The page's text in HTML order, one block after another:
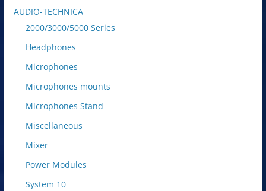
AUDIO-TECHNICA
2000/3000/5000 Series
Headphones
Microphones
Microphones mounts
Microphones Stand
Miscellaneous
Mixer
Power Modules
System 10